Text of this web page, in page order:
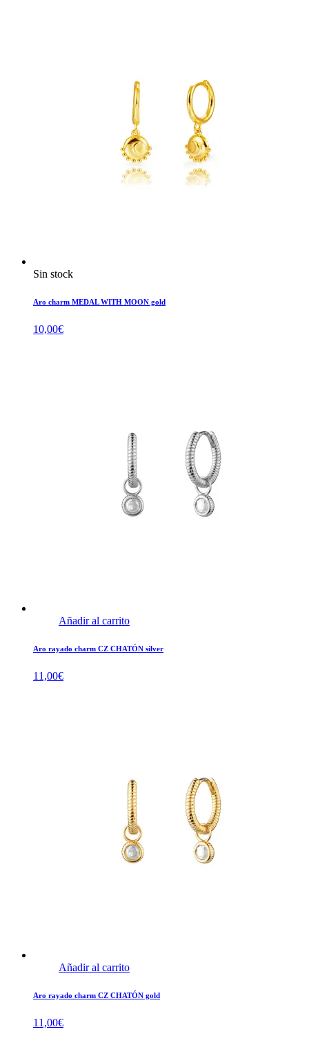
Sin stock
Aro charm MEDAL WITH MOON gold
10,00€
Añadir al carrito
Aro rayado charm CZ CHATÓN silver
11,00€
Añadir al carrito
Aro rayado charm CZ CHATÓN gold
11,00€